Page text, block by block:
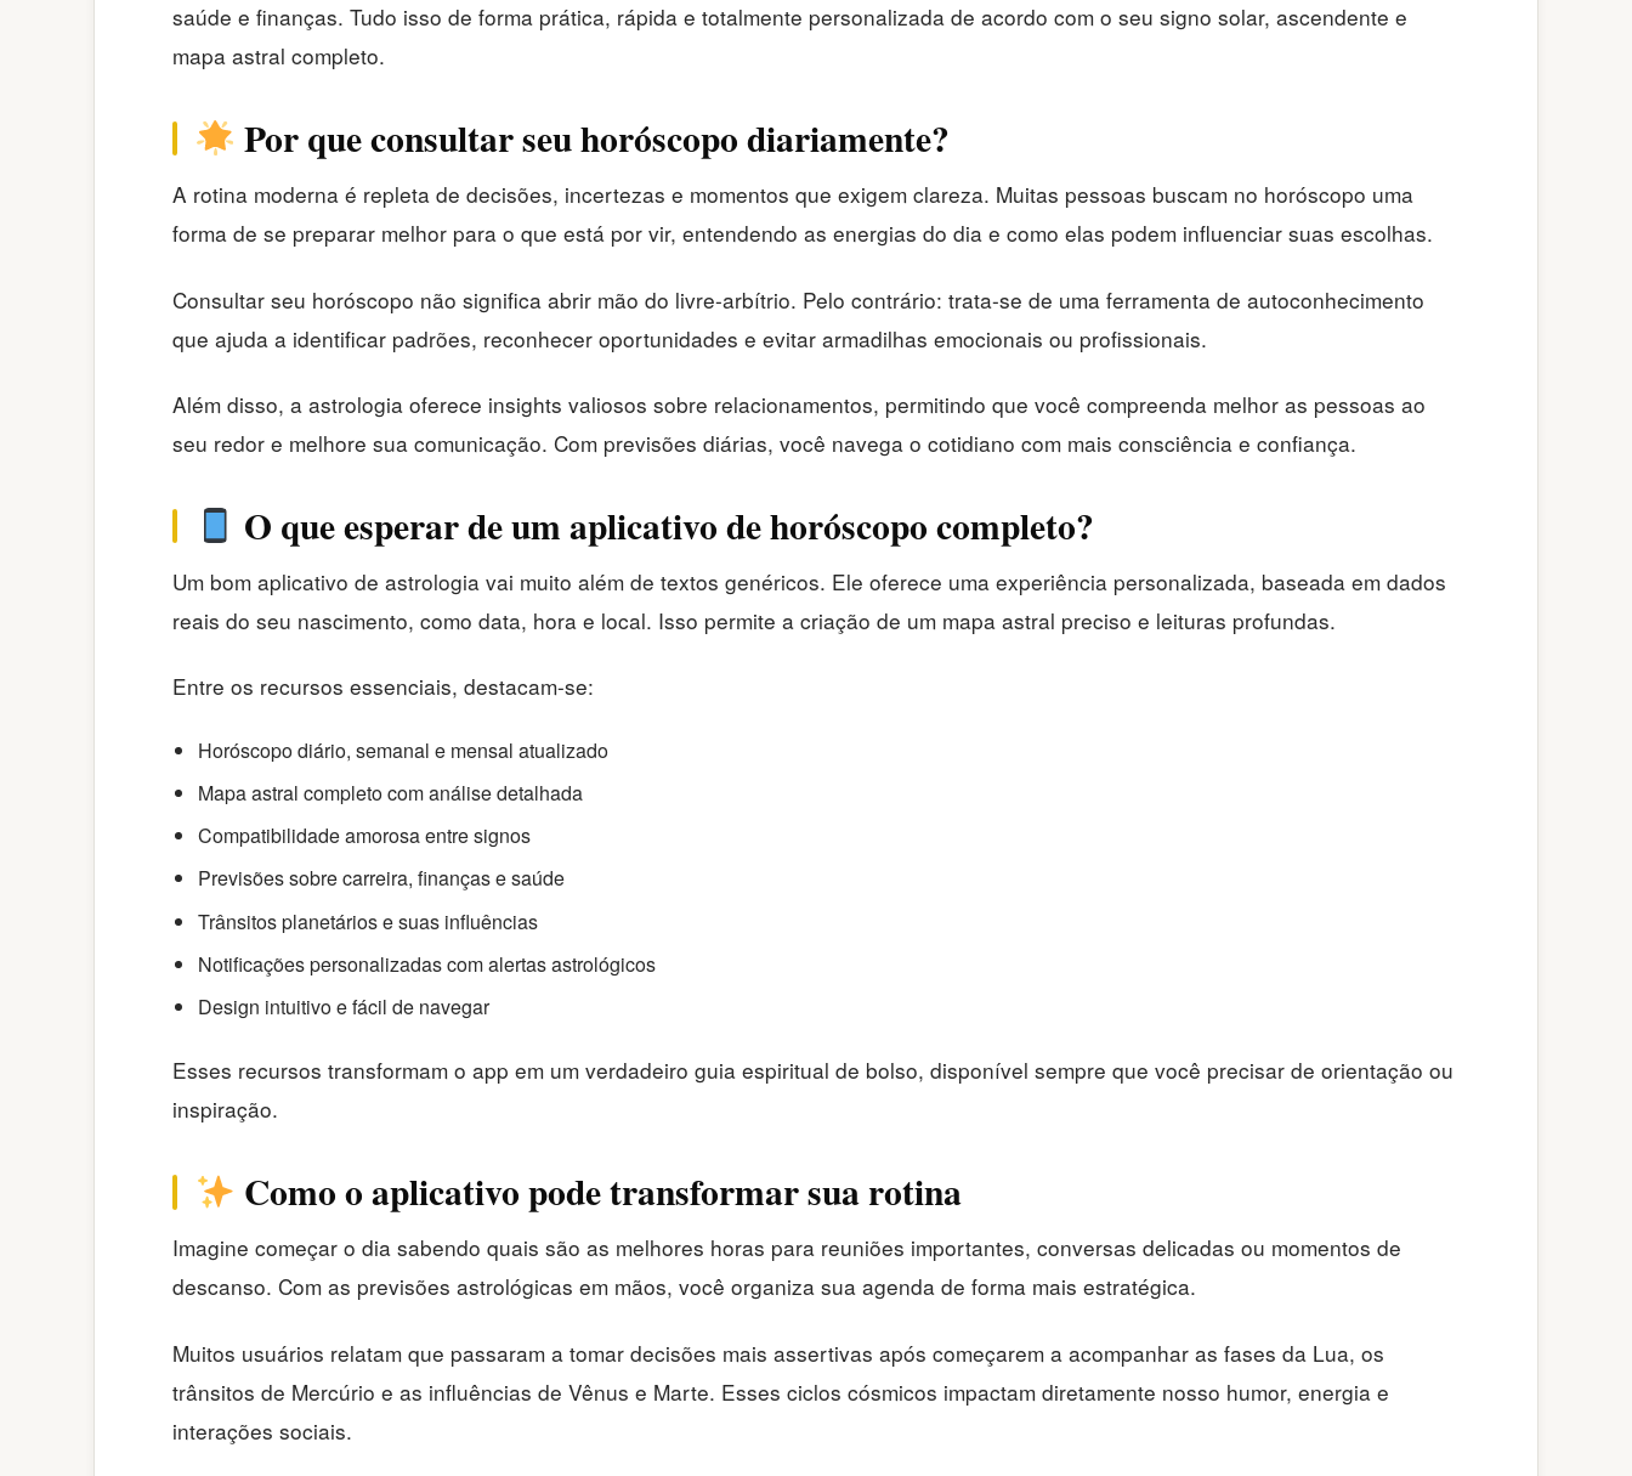
saúde e finanças. Tudo isso de forma prática, rápida e totalmente personalizada de acordo com o seu signo solar, ascendente e
mapa astral completo.
Por que consultar seu horóscopo diariamente?
A rotina moderna é repleta de decisões, incertezas e momentos que exigem clareza. Muitas pessoas buscam no horóscopo uma
forma de se preparar melhor para o que está por vir, entendendo as energias do dia e como elas podem influenciar suas escolhas.
Consultar seu horóscopo não significa abrir mão do livre-arbítrio. Pelo contrário: trata-se de uma ferramenta de autoconhecimento
que ajuda a identificar padrões, reconhecer oportunidades e evitar armadilhas emocionais ou profissionais.
Além disso, a astrologia oferece insights valiosos sobre relacionamentos, permitindo que você compreenda melhor as pessoas ao
seu redor e melhore sua comunicação. Com previsões diárias, você navega o cotidiano com mais consciência e confiança.
O que esperar de um aplicativo de horóscopo completo?
Um bom aplicativo de astrologia vai muito além de textos genéricos. Ele oferece uma experiência personalizada, baseada em dados
reais do seu nascimento, como data, hora e local. Isso permite a criação de um mapa astral preciso e leituras profundas.
Entre os recursos essenciais, destacam-se:
Horóscopo diário, semanal e mensal atualizado
Mapa astral completo com análise detalhada
Compatibilidade amorosa entre signos
Previsões sobre carreira, finanças e saúde
Trânsitos planetários e suas influências
Notificações personalizadas com alertas astrológicos
Design intuitivo e fácil de navegar
Esses recursos transformam o app em um verdadeiro guia espiritual de bolso, disponível sempre que você precisar de orientação ou
inspiração.
Como o aplicativo pode transformar sua rotina
Imagine começar o dia sabendo quais são as melhores horas para reuniões importantes, conversas delicadas ou momentos de
descanso. Com as previsões astrológicas em mãos, você organiza sua agenda de forma mais estratégica.
Muitos usuários relatam que passaram a tomar decisões mais assertivas após começarem a acompanhar as fases da Lua, os
trânsitos de Mercúrio e as influências de Vênus e Marte. Esses ciclos cósmicos impactam diretamente nosso humor, energia e
interações sociais.